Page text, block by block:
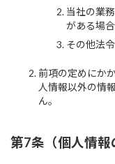
当社の業
がある場合
その他法
前項の定めにか
人情報以外の情
ん。
第7条（個人情報